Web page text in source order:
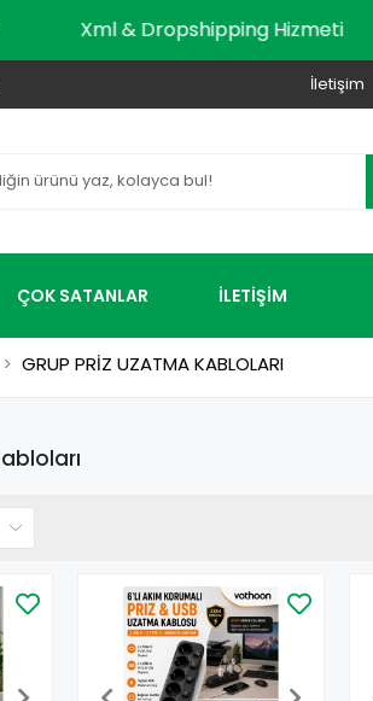
Xml & Dropshipping Hizmeti
İletişim
ÇOK SATANLAR İLETİŞİM
GRUP PRİZ UZATMA KABLOLARI